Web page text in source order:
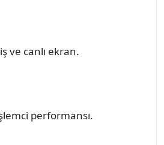
ve canlı ekran.
performansı.